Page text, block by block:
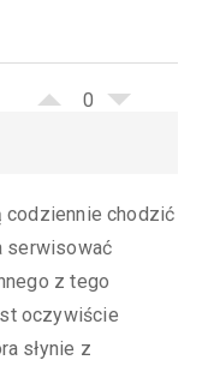
0
codziennie chodzić
serwisować
z tego
oczywiście
słynie z